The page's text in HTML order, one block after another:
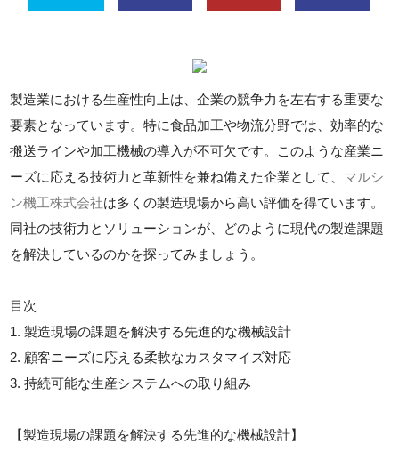
製造業における生産性向上は、企業の競争力を左右する重要な
要素となっています。特に食品加工や物流分野では、効率的な
搬送ラインや加工機械の導入が不可欠です。このような産業ニ
ーズに応える技術力と革新性を兼ね備えた企業として、 マルシ
ン機工株式会社は多くの製造現場から高い評価を得ています。
同社の技術力とソリューションが、どのように現代の製造課題
を解決しているのかを探ってみましょう。
目次
1. 製造現場の課題を解決する先進的な機械設計
2. 顧客ニーズに応える柔軟なカスタマイズ対応
3. 持続可能な生産システムへの取り組み
【製造現場の課題を解決する先進的な機械設計】